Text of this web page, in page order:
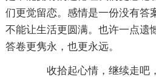
们更觉留恋。感情是一份没有答
不能让生活更圆满。也许一点遗
答卷更隽永，也更永远。
收拾起心情，继续走吧